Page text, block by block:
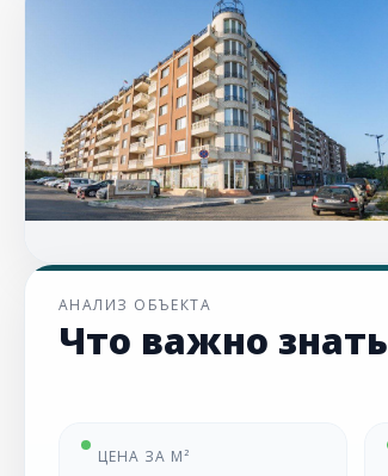
АНАЛИЗ ОБЪЕКТА
Что важно знать
ЦЕНА ЗА М²